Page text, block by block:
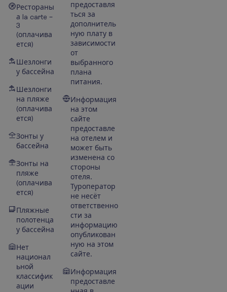
Рестораны
а la carte –
3
(оплачива
ется)
Шезлонги
у бассейна
Шезлонги
на пляже
(оплачива
ется)
Зонты у
бассейна
Зонты на
пляже
(оплачива
ется)
Пляжные
полотенца
у бассейна
Нет
национал
ьной
классифик
ации
предоставля
ться за
дополнитель
ную плату в
зависимости
от
выбранного
плана
питания.
Информация
на этом
сайте
предоставле
на отелем и
может быть
изменена со
стороны
отеля.
Туроператор
не несёт
ответственно
сти за
информацию
опубликован
ную на этом
сайте.
Информация
предоставле